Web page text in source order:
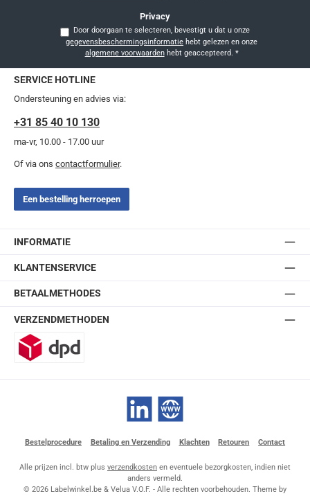
Privacy
Door doorgaan te selecteren, bevestigt u dat u onze
gegevensbeschermingsinformatie
algemene voorwaardenhebt geaccepteerd. *
SERVICE HOTLINE
Ondersteuning en advies via:
+31 85 40 10 130
ma-vr, 10.00 - 17.00 uur
Of via ons contactformulier.
Een bestelling herroepen
INFORMATIE
KLANTENSERVICE
BETAALMETHODES
VERZENDMETHODEN
LinkedIn Website
Bestelprocedure Betaling en Verzending Klachten Retouren Contact
Alle prijzen incl. btw plus verzendkosten en eventuele bezorgkosten, indien niet
anders vermeld.
© 2026 Labelwinkel.be & Velua V.O.F. - Alle rechten voorbehouden. Theme by